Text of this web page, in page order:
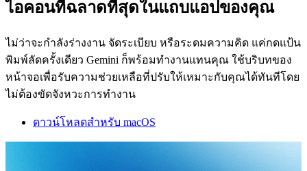
ไอคอนที่ฉลาดที่สุดในแถบแอปของคุณ
ไม่ว่าจะกำลังร่างงาน จัดระเบียบ หรือระดมความคิด แค่กดแป้น
พิมพ์ลัดครั้งเดียว Gemini ก็พร้อมทำงานแทนคุณ ใช้บริบทของ
หน้าจอเพื่อรับความช่วยเหลือที่ปรับให้เหมาะกับคุณได้ทันทีโดย
ไม่ต้องขัดจังหวะการทำงาน
ดาวน์โหลดสำหรับ macOS